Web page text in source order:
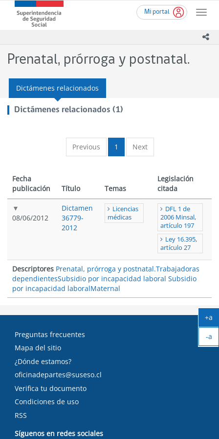
contenido
Mi portal
Toggle
Superintendencia
de
-
de
Chile
Prenatal, prórroga y postnatal.
Dictámenes relacionados
Dictámenes relacionados (1)
Previous 1 Next
Fecha
publicación
Título Temas
Legislación
citada
08/06/2012
Dictamen
36779-
2012
Licencias
médicas
DFL 1 de
2006 Minsal,
artículo 197
Ley 16.395,
artículo 27
Descriptores Prenatal, prórroga y postnatal.Trabajadoras
dependientesSubsidio por incapacidad laboral Subsidio
por incapacidad laboralMaternal
Preguntas frecuentes
Mapa del sitio
¿Dónde estamos?
oficinadepartes@suseso.cl
Verifica tu documento
Condiciones de uso
RSS
Síguenos en redes sociales
+a
-a